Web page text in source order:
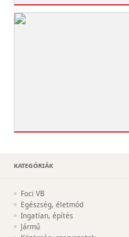
KATEGÓRIÁK
Foci VB
Egészség, életmód
Ingatlan, építés
Jármű